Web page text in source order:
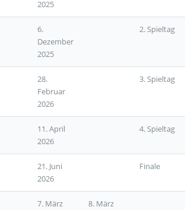
2025
6.
Dezember
2025
2. Spieltag
28.
Februar
2026
3. Spieltag
11. April
2026
4. Spieltag
21. Juni
2026
Finale
7. März
8. März